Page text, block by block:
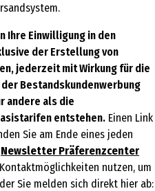
Ihre Einwilligung in den
der Erstellung von
jederzeit mit Wirkung für die
Bestandskundenwerbung
andere als die
entstehen. Einen Link
Sie am Ende eines jeden
Newsletter Präferenzcenter
nutzen, um
Sie melden sich direkt hier ab: